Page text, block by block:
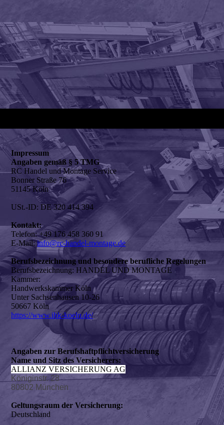
Impressum
Angaben gemäß § 5 TMG
RC Handel und Montage Service
Bonner Straße 76
51145 Köln
USt.-ID: DE 320 414 394
Kontakt:
Telefon: +49 176 458 360 91
E-Mail:info@rc-handel-montage.de
Berufsbezeichnung und besondere berufliche Regelungen
Berufsbezeichnung: HANDEL UND MONTAGE
Kammer:
Handwerkskammer Köln
Unter Sachsenhausen 10-26
50667 Köln
https://www.ihk-koeln.de/
Angaben zur Berufshaftpflichtversicherung
Name und Sitz des Versicherers:
ALLIANZ VERSICHERUNG AG
Königinstr. 28
80802 München
Geltungsraum der Versicherung:
Deutschland